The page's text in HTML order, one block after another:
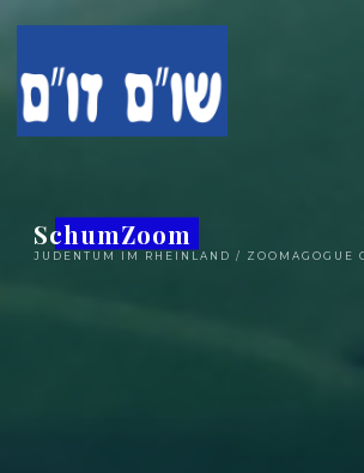
SchumZoom
JUDENTUM IM RHEINLAND / ZOOMAGOGUE